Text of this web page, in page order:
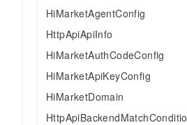
HiMarketAgentConfig
HttpApiApiInfo
HiMarketAuthCodeConfig
HiMarketApiKeyConfig
HiMarketDomain
HttpApiBackendMatchConditio